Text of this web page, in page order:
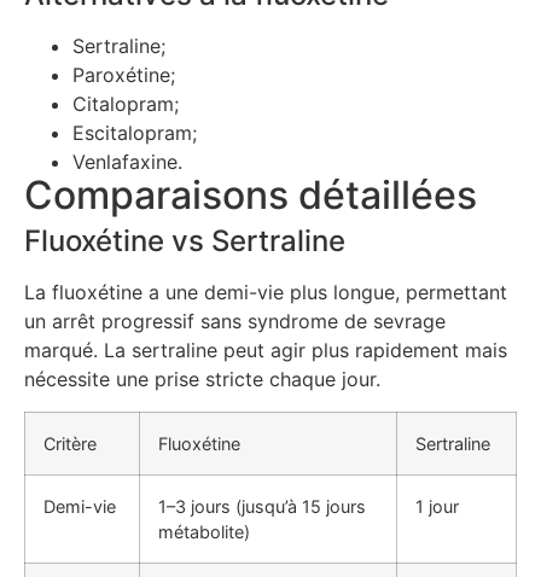
Sertraline;
Paroxétine;
Citalopram;
Escitalopram;
Venlafaxine.
Comparaisons détaillées
Fluoxétine vs Sertraline
La fluoxétine a une demi-vie plus longue, permettant
un arrêt progressif sans syndrome de sevrage
marqué. La sertraline peut agir plus rapidement mais
nécessite une prise stricte chaque jour.
Critère Fluoxétine Sertraline
Demi-vie
1–3 jours (jusqu’à 15 jours
métabolite)
1 jour